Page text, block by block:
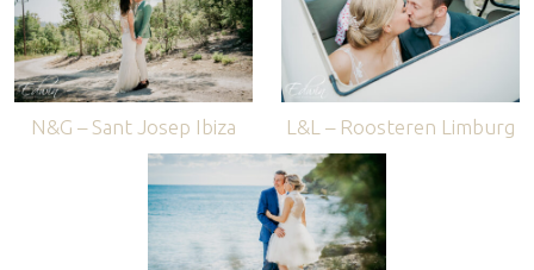
N&G – Sant Josep Ibiza L&L – Roosteren Limburg